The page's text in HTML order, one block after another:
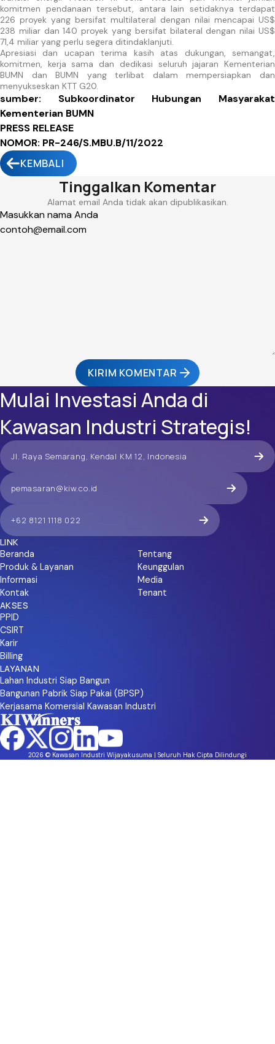
komitmen pendanaan tersebut, antara lain setidaknya terdapat
226 proyek yang bersifat multilateral dengan nilai mencapai US$
238 miliar dan 140 proyek yang bersifat bilateral dengan nilai US$
71,4 miliar yang perlu segera ditindaklanjuti.
Apresiasi dan ucapan terima kasih atas dukungan, semangat,
komitmen, kerja sama dan dedikasi seluruh jajaran Kementerian
BUMN dan BUMN yang terlibat dalam mempersiapkan dan
menyukseskan KTT G20.
sumber: Subkoordinator Hubungan Masyarakat
Kementerian BUMN
PRESS RELEASE
NOMOR: PR-246/S.MBU.B/11/2022
KEMBALI
Tinggalkan Komentar
Alamat email Anda tidak akan dipublikasikan.
KIRIM KOMENTAR
Mulai Investasi Anda di
Kawasan Industri Strategis!
Jl. Raya Semarang, Kendal KM 12, Indonesia
pemasaran@kiw.co.id
+62 8121 1118 022
LINK
Beranda
Tentang
Produk & Layanan
Keunggulan
Informasi
Media
Kontak
Tenant
AKSES
PPID
CSIRT
Karir
Billing
LAYANAN
Lahan Industri Siap Bangun
Bangunan Pabrik Siap Pakai (BPSP)
Kerjasama Komersial Kawasan Industri
2026 © Kawasan Industri Wijayakusuma | Seluruh Hak Cipta Dilindungi